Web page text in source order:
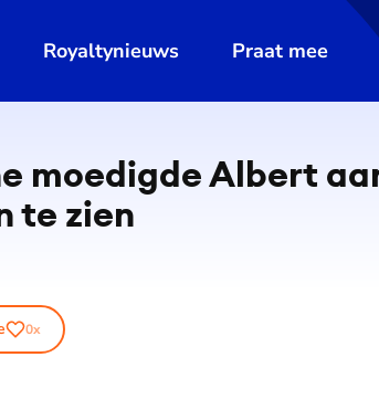
Royaltynieuws Praat mee
moedigde Albert
te zien
0x